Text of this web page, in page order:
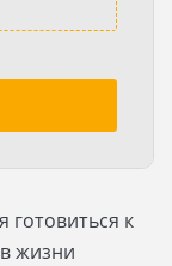
готовиться к
жизни